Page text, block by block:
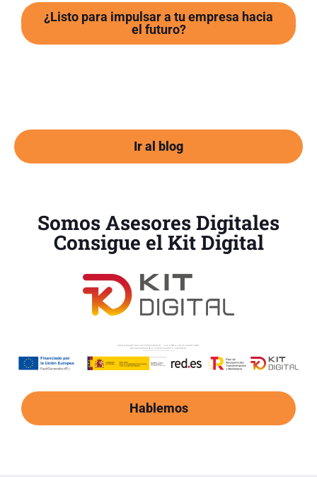
¿Listo para impulsar a tu empresa hacia
el futuro?
Ir al blog
Somos Asesores Digitales
Consigue el Kit Digital
Hablemos